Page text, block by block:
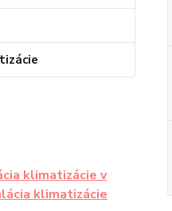
klimatizácie v
klimatizácie